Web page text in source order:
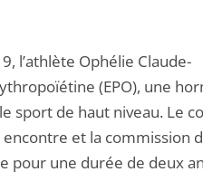
l’athlète Ophélie Claude-
(EPO), une
sport de haut niveau. Le
encontre et la commission
pour une durée de deux